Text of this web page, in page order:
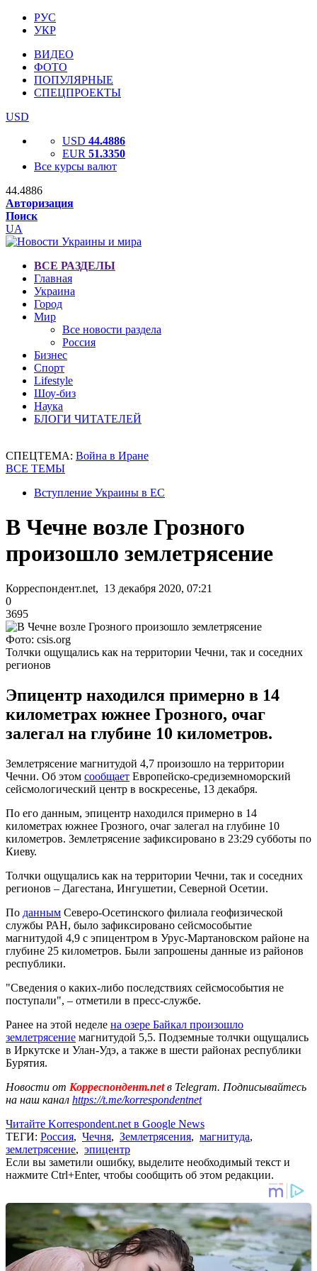
РУС
УКР
ВИДЕО
ФОТО
ПОПУЛЯРНЫЕ
СПЕЦПРОЕКТЫ
USD
USD 44.4886
EUR 51.3350
Все курсы валют
44.4886
Авторизация
Поиск
UA
ВСЕ РАЗДЕЛЫ
Главная
Украина
Город
Мир
Все новости раздела
Россия
Бизнес
Спорт
Lifestyle
Шоу-биз
Наука
БЛОГИ ЧИТАТЕЛЕЙ
СПЕЦТЕМА: Война в Иране
ВСЕ ТЕМЫ
Вступление Украины в ЕС
В Чечне возле Грозного
произошло землетрясение
Корреспондент.net, 13 декабря 2020, 07:21
0
3695
Фото: csis.org
Толчки ощущались как на территории Чечни, так и соседних
регионов
Эпицентр находился примерно в 14
километрах южнее Грозного, очаг
залегал на глубине 10 километров.
Землетрясение магнитудой 4,7 произошло на территории
Чечни. Об этом сообщает Европейско-средиземноморский
сейсмологический центр в воскресенье, 13 декабря.
По его данным, эпицентр находился примерно в 14
километрах южнее Грозного, очаг залегал на глубине 10
километров. Землетрясение зафиксировано в 23:29 субботы по
Киеву.
Толчки ощущались как на территории Чечни, так и соседних
регионов – Дагестана, Ингушетии, Северной Осетии.
По данным Северо-Осетинского филиала геофизической
службы РАН, было зафиксировано сейсмособытие
магнитудой 4,9 с эпицентром в Урус-Мартановском районе на
глубине 25 километров. Были запрошены данные из районов
республики.
"Сведения о каких-либо последствиях сейсмособытия не
поступали", – отметили в пресс-службе.
Ранее на этой неделе на озере Байкал произошло
землетрясение магнитудой 5,5. Подземные толчки ощущались
в Иркутске и Улан-Удэ, а также в шести районах республики
Бурятия.
Новости от Корреспондент.netв Telegram. Подписывайтесь
на наш канал https://t.me/korrespondentnet
Читайте Korrespondent.net в Google News
ТЕГИ: Россия, Чечня, Землетрясения, магнитуда,
землетрясение, эпицентр
Если вы заметили ошибку, выделите необходимый текст и
нажмите Ctrl+Enter, чтобы сообщить об этом редакции.